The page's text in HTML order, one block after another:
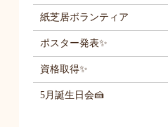
紙芝居ボランティア
ポスター発表✨
資格取得✨
5月誕生日会🍰